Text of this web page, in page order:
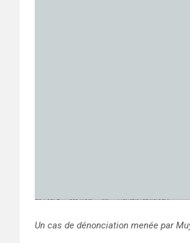
Un cas de dénonciation menée par